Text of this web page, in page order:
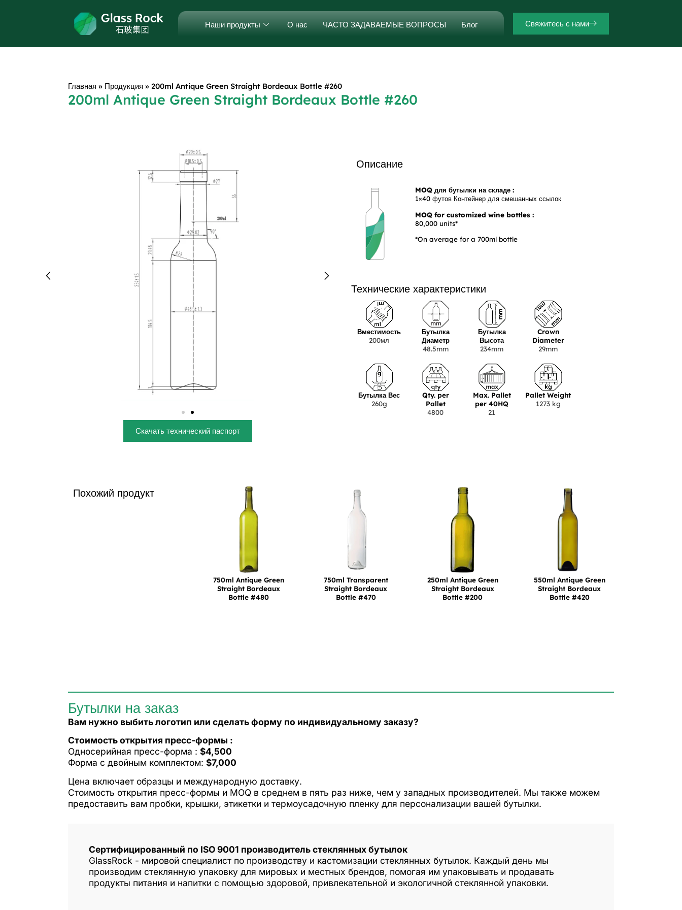
Наши продукты О нас ЧАСТО ЗАДАВАЕМЫЕ ВОПРОСЫ Блог Свяжитесь с нами
Главная » Продукция »200ml Antique Green Straight Bordeaux Bottle #260
200ml Antique Green Straight Bordeaux Bottle #260
Скачать технический паспорт
Описание
MOQ для бутылки на складе :
1×40 футов Контейнер для смешанных ссылок
MOQ for customized wine bottles :
80,000 units*
*On average for a 700ml bottle
Технические характеристики
Вместимость
200мл
Бутылка
Диаметр
48.5mm
Бутылка
Высота
234mm
Crown
Diameter
29mm
Бутылка Вес
260g
Qty. per
Pallet
4800
Max. Pallet
per 40HQ
21
Pallet Weight
1273 kg
Похожий продукт
750ml Antique Green
Straight Bordeaux
Bottle #480
750ml Transparent
Straight Bordeaux
Bottle #470
250ml Antique Green
Straight Bordeaux
Bottle #200
550ml Antique Green
Straight Bordeaux
Bottle #420
Бутылки на заказ
Вам нужно выбить логотип или сделать форму по индивидуальному заказу?
Стоимость открытия пресс-формы :
Односерийная пресс-форма :$4,500
Форма с двойным комплектом:$7,000
Цена включает образцы и международную доставку.
Стоимость открытия пресс-формы и MOQ в среднем в пять раз ниже, чем у западных производителей. Мы также можем
предоставить вам пробки, крышки, этикетки и термоусадочную пленку для персонализации вашей бутылки.
Сертифицированный по ISO 9001 производитель стеклянных бутылок
GlassRock - мировой специалист по производству и кастомизации стеклянных бутылок. Каждый день мы
производим стеклянную упаковку для мировых и местных брендов, помогая им упаковывать и продавать
продукты питания и напитки с помощью здоровой, привлекательной и экологичной стеклянной упаковки.